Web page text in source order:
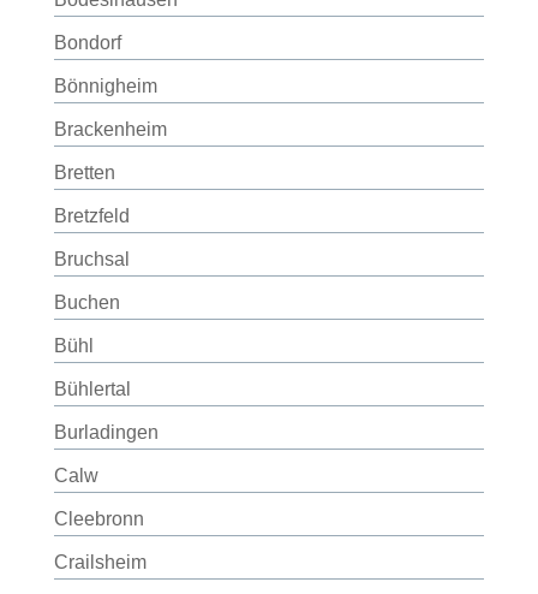
Bondorf
Bönnigheim
Brackenheim
Bretten
Bretzfeld
Bruchsal
Buchen
Bühl
Bühlertal
Burladingen
Calw
Cleebronn
Crailsheim